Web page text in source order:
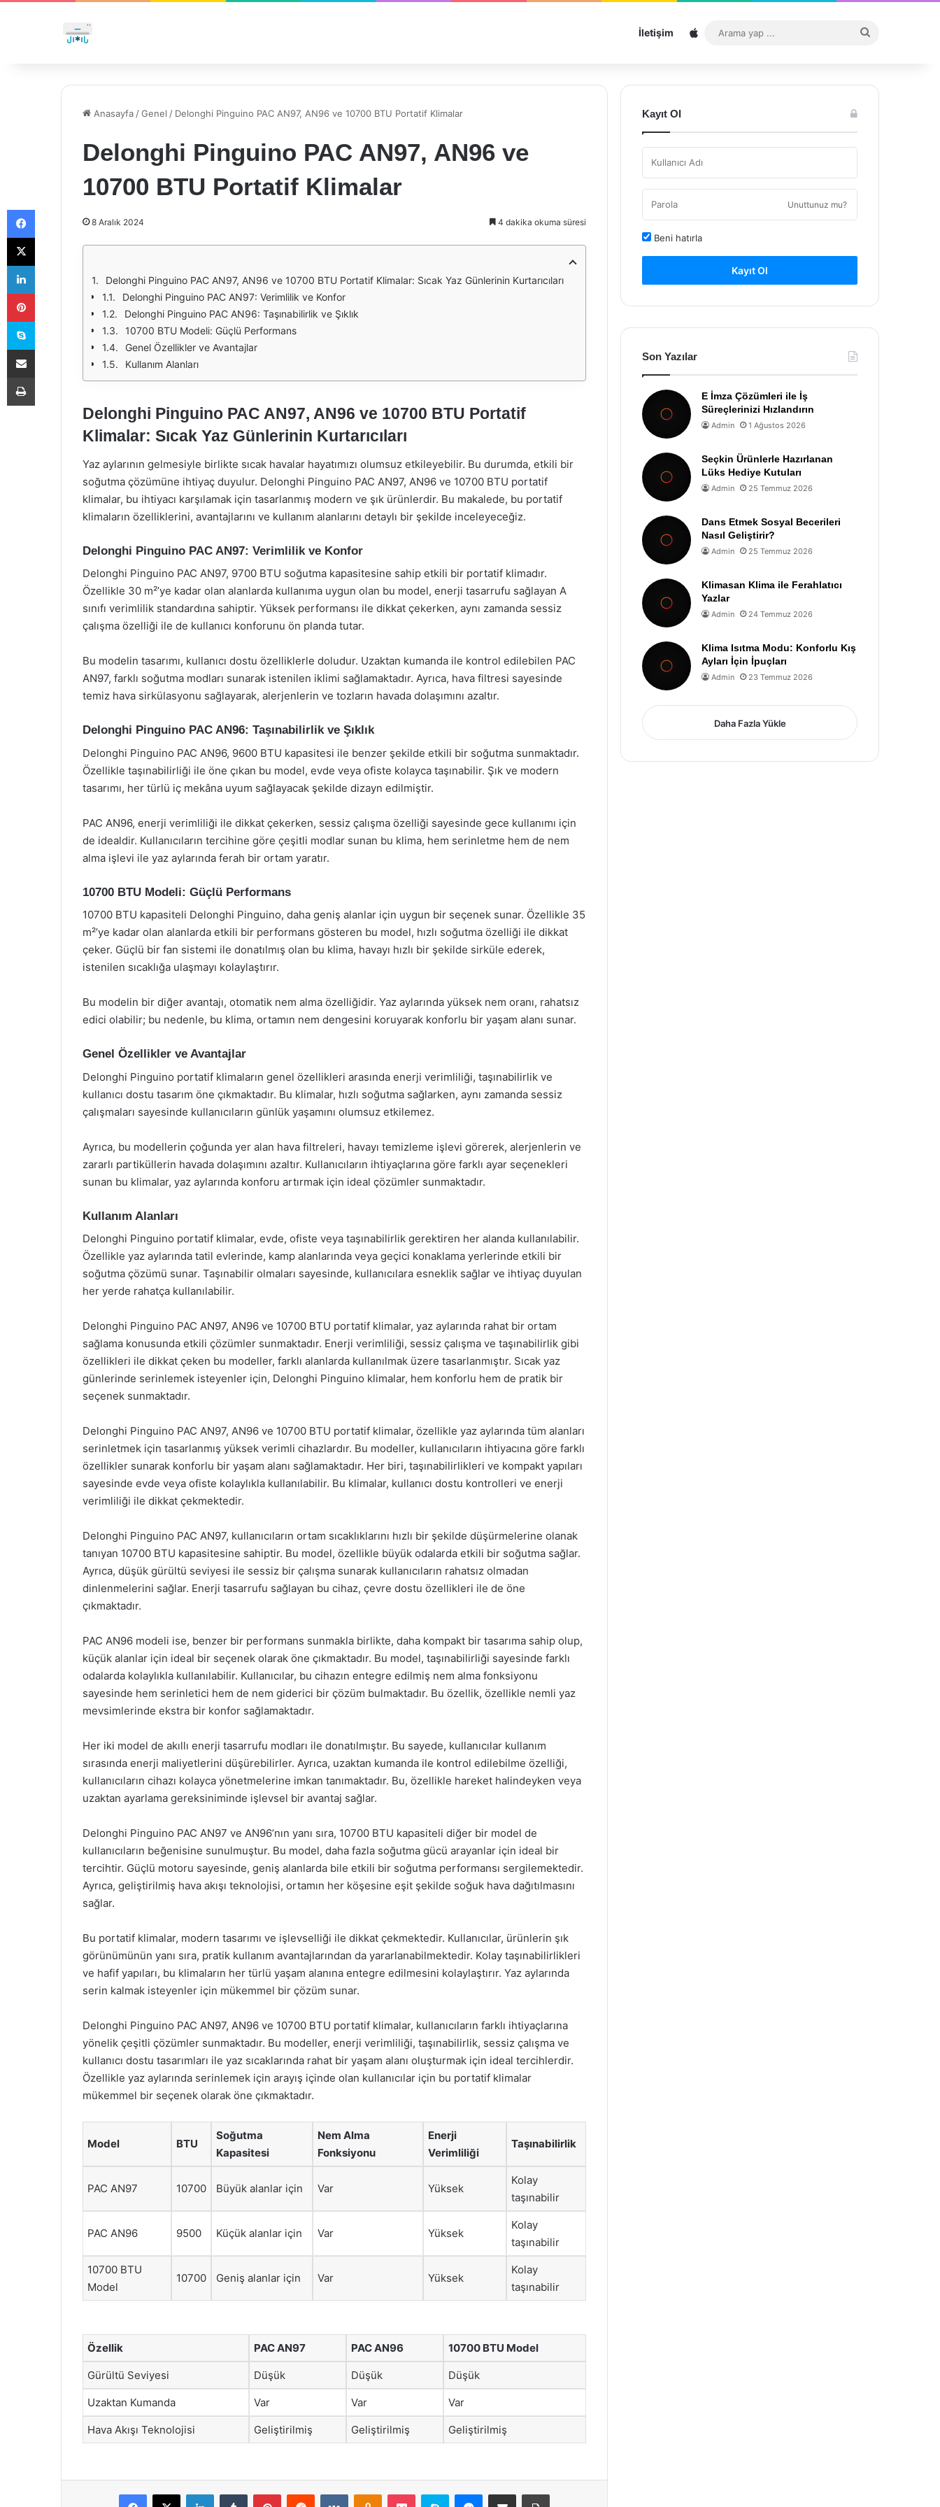
İletişim Sitemap
...
Anasayfa /Genel / Delonghi Pinguino PAC AN97, AN96 ve 10700 BTU Portatif Klimalar
Delonghi Pinguino PAC AN97, AN96 ve
10700 BTU Portatif Klimalar
8 Aralık 2024 4 dakika okuma süresi
Delonghi Pinguino PAC AN97, AN96 ve 10700 BTU Portatif Klimalar: Sıcak Yaz Günlerinin Kurtarıcıları
Delonghi Pinguino PAC AN97: Verimlilik ve Konfor
Delonghi Pinguino PAC AN96: Taşınabilirlik ve Şıklık
10700 BTU Modeli: Güçlü Performans
Genel Özellikler ve Avantajlar
Kullanım Alanları
Delonghi Pinguino PAC AN97, AN96 ve 10700 BTU Portatif
Klimalar: Sıcak Yaz Günlerinin Kurtarıcıları
Yaz aylarının gelmesiyle birlikte sıcak havalar hayatımızı olumsuz etkileyebilir. Bu durumda, etkili bir
soğutma çözümüne ihtiyaç duyulur. Delonghi Pinguino PAC AN97, AN96 ve 10700 BTU portatif
klimalar, bu ihtiyacı karşılamak için tasarlanmış modern ve şık ürünlerdir. Bu makalede, bu portatif
klimaların özelliklerini, avantajlarını ve kullanım alanlarını detaylı bir şekilde inceleyeceğiz.
Delonghi Pinguino PAC AN97: Verimlilik ve Konfor
Delonghi Pinguino PAC AN97, 9700 BTU soğutma kapasitesine sahip etkili bir portatif klimadır.
Özellikle 30 m²’ye kadar olan alanlarda kullanıma uygun olan bu model, enerji tasarrufu sağlayan A
sınıfı verimlilik standardına sahiptir. Yüksek performansı ile dikkat çekerken, aynı zamanda sessiz
çalışma özelliği ile de kullanıcı konforunu ön planda tutar.
Bu modelin tasarımı, kullanıcı dostu özelliklerle doludur. Uzaktan kumanda ile kontrol edilebilen PAC
AN97, farklı soğutma modları sunarak istenilen iklimi sağlamaktadır. Ayrıca, hava filtresi sayesinde
temiz hava sirkülasyonu sağlayarak, alerjenlerin ve tozların havada dolaşımını azaltır.
Delonghi Pinguino PAC AN96: Taşınabilirlik ve Şıklık
Delonghi Pinguino PAC AN96, 9600 BTU kapasitesi ile benzer şekilde etkili bir soğutma sunmaktadır.
Özellikle taşınabilirliği ile öne çıkan bu model, evde veya ofiste kolayca taşınabilir. Şık ve modern
tasarımı, her türlü iç mekâna uyum sağlayacak şekilde dizayn edilmiştir.
PAC AN96, enerji verimliliği ile dikkat çekerken, sessiz çalışma özelliği sayesinde gece kullanımı için
de idealdir. Kullanıcıların tercihine göre çeşitli modlar sunan bu klima, hem serinletme hem de nem
alma işlevi ile yaz aylarında ferah bir ortam yaratır.
10700 BTU Modeli: Güçlü Performans
10700 BTU kapasiteli Delonghi Pinguino, daha geniş alanlar için uygun bir seçenek sunar. Özellikle 35
m²’ye kadar olan alanlarda etkili bir performans gösteren bu model, hızlı soğutma özelliği ile dikkat
çeker. Güçlü bir fan sistemi ile donatılmış olan bu klima, havayı hızlı bir şekilde sirküle ederek,
istenilen sıcaklığa ulaşmayı kolaylaştırır.
Bu modelin bir diğer avantajı, otomatik nem alma özelliğidir. Yaz aylarında yüksek nem oranı, rahatsız
edici olabilir; bu nedenle, bu klima, ortamın nem dengesini koruyarak konforlu bir yaşam alanı sunar.
Genel Özellikler ve Avantajlar
Delonghi Pinguino portatif klimaların genel özellikleri arasında enerji verimliliği, taşınabilirlik ve
kullanıcı dostu tasarım öne çıkmaktadır. Bu klimalar, hızlı soğutma sağlarken, aynı zamanda sessiz
çalışmaları sayesinde kullanıcıların günlük yaşamını olumsuz etkilemez.
Ayrıca, bu modellerin çoğunda yer alan hava filtreleri, havayı temizleme işlevi görerek, alerjenlerin ve
zararlı partiküllerin havada dolaşımını azaltır. Kullanıcıların ihtiyaçlarına göre farklı ayar seçenekleri
sunan bu klimalar, yaz aylarında konforu artırmak için ideal çözümler sunmaktadır.
Kullanım Alanları
Delonghi Pinguino portatif klimalar, evde, ofiste veya taşınabilirlik gerektiren her alanda kullanılabilir.
Özellikle yaz aylarında tatil evlerinde, kamp alanlarında veya geçici konaklama yerlerinde etkili bir
soğutma çözümü sunar. Taşınabilir olmaları sayesinde, kullanıcılara esneklik sağlar ve ihtiyaç duyulan
her yerde rahatça kullanılabilir.
Delonghi Pinguino PAC AN97, AN96 ve 10700 BTU portatif klimalar, yaz aylarında rahat bir ortam
sağlama konusunda etkili çözümler sunmaktadır. Enerji verimliliği, sessiz çalışma ve taşınabilirlik gibi
özellikleri ile dikkat çeken bu modeller, farklı alanlarda kullanılmak üzere tasarlanmıştır. Sıcak yaz
günlerinde serinlemek isteyenler için, Delonghi Pinguino klimalar, hem konforlu hem de pratik bir
seçenek sunmaktadır.
Delonghi Pinguino PAC AN97, AN96 ve 10700 BTU portatif klimalar, özellikle yaz aylarında tüm alanları
serinletmek için tasarlanmış yüksek verimli cihazlardır. Bu modeller, kullanıcıların ihtiyacına göre farklı
özellikler sunarak konforlu bir yaşam alanı sağlamaktadır. Her biri, taşınabilirlikleri ve kompakt yapıları
sayesinde evde veya ofiste kolaylıkla kullanılabilir. Bu klimalar, kullanıcı dostu kontrolleri ve enerji
verimliliği ile dikkat çekmektedir.
Delonghi Pinguino PAC AN97, kullanıcıların ortam sıcaklıklarını hızlı bir şekilde düşürmelerine olanak
tanıyan 10700 BTU kapasitesine sahiptir. Bu model, özellikle büyük odalarda etkili bir soğutma sağlar.
Ayrıca, düşük gürültü seviyesi ile sessiz bir çalışma sunarak kullanıcıların rahatsız olmadan
dinlenmelerini sağlar. Enerji tasarrufu sağlayan bu cihaz, çevre dostu özellikleri ile de öne
çıkmaktadır.
PAC AN96 modeli ise, benzer bir performans sunmakla birlikte, daha kompakt bir tasarıma sahip olup,
küçük alanlar için ideal bir seçenek olarak öne çıkmaktadır. Bu model, taşınabilirliği sayesinde farklı
odalarda kolaylıkla kullanılabilir. Kullanıcılar, bu cihazın entegre edilmiş nem alma fonksiyonu
sayesinde hem serinletici hem de nem giderici bir çözüm bulmaktadır. Bu özellik, özellikle nemli yaz
mevsimlerinde ekstra bir konfor sağlamaktadır.
Her iki model de akıllı enerji tasarrufu modları ile donatılmıştır. Bu sayede, kullanıcılar kullanım
sırasında enerji maliyetlerini düşürebilirler. Ayrıca, uzaktan kumanda ile kontrol edilebilme özelliği,
kullanıcıların cihazı kolayca yönetmelerine imkan tanımaktadır. Bu, özellikle hareket halindeyken veya
uzaktan ayarlama gereksiniminde işlevsel bir avantaj sağlar.
Delonghi Pinguino PAC AN97 ve AN96’nın yanı sıra, 10700 BTU kapasiteli diğer bir model de
kullanıcıların beğenisine sunulmuştur. Bu model, daha fazla soğutma gücü arayanlar için ideal bir
tercihtir. Güçlü motoru sayesinde, geniş alanlarda bile etkili bir soğutma performansı sergilemektedir.
Ayrıca, geliştirilmiş hava akışı teknolojisi, ortamın her köşesine eşit şekilde soğuk hava dağıtılmasını
sağlar.
Bu portatif klimalar, modern tasarımı ve işlevselliği ile dikkat çekmektedir. Kullanıcılar, ürünlerin şık
görünümünün yanı sıra, pratik kullanım avantajlarından da yararlanabilmektedir. Kolay taşınabilirlikleri
ve hafif yapıları, bu klimaların her türlü yaşam alanına entegre edilmesini kolaylaştırır. Yaz aylarında
serin kalmak isteyenler için mükemmel bir çözüm sunar.
Delonghi Pinguino PAC AN97, AN96 ve 10700 BTU portatif klimalar, kullanıcıların farklı ihtiyaçlarına
yönelik çeşitli çözümler sunmaktadır. Bu modeller, enerji verimliliği, taşınabilirlik, sessiz çalışma ve
kullanıcı dostu tasarımları ile yaz sıcaklarında rahat bir yaşam alanı oluşturmak için ideal tercihlerdir.
Özellikle yaz aylarında serinlemek için arayış içinde olan kullanıcılar için bu portatif klimalar
mükemmel bir seçenek olarak öne çıkmaktadır.
Model BTU
Soğutma
Kapasitesi
Nem Alma
Fonksiyonu
Enerji
Verimliliği
Taşınabilirlik
PAC AN97 10700 Büyük alanlar için Var Yüksek
Kolay
taşınabilir
PAC AN96 9500 Küçük alanlar için Var Yüksek
Kolay
taşınabilir
10700 BTU
Model
10700 Geniş alanlar için Var Yüksek
Kolay
taşınabilir
Özellik PAC AN97 PAC AN96 10700 BTU Model
Gürültü Seviyesi Düşük Düşük Düşük
Uzaktan Kumanda Var Var Var
Hava Akışı Teknolojisi Geliştirilmiş Geliştirilmiş Geliştirilmiş
Facebook
X LinkedInTumblr PinterestReddit VKontakteOdnoklassniki
Pocket Skype Messenger
E-Posta ile paylaş Yazdır
Kayıt Ol
Unuttunuz mu?
Beni hatırla
Kayıt Ol
Son Yazılar
E İmza Çözümleri ile İş
Süreçlerinizi Hızlandırın
Admin 1 Ağustos 2026
Seçkin Ürünlerle Hazırlanan
Lüks Hediye Kutuları
Admin 25 Temmuz 2026
Dans Etmek Sosyal Becerileri
Nasıl Geliştirir?
Admin 25 Temmuz 2026
Klimasan Klima ile Ferahlatıcı
Yazlar
Admin 24 Temmuz 2026
Klima Isıtma Modu: Konforlu Kış
Ayları İçin İpuçları
Admin 23 Temmuz 2026
Daha Fazla Yükle
Facebook
X
LinkedIn
Pinterest
Skype
E-Posta ile paylaş